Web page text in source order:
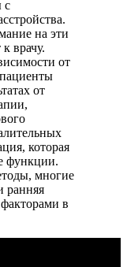
с
на эти
врачу.
от
от
которая
функции.
многие
ранняя
в